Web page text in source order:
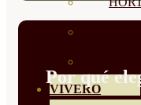
VIVERO
Por qué